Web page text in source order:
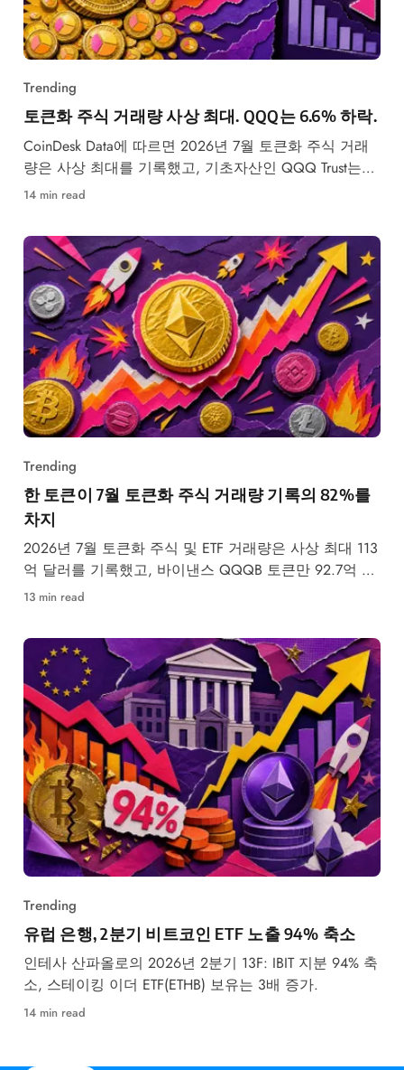
Trending
토큰화 주식 거래량 사상 최대. QQQ는 6.6% 하락.
CoinDesk Data에 따르면 2026년 7월 토큰화 주식 거래
량은 사상 최대를 기록했고, 기초자산인 QQQ Trust는
6.6% 하락했다.
14 min read
Trending
한 토큰이 7월 토큰화 주식 거래량 기록의 82%를
차지
2026년 7월 토큰화 주식 및 ETF 거래량은 사상 최대 113
억 달러를 기록했고, 바이낸스 QQQB 토큰만 92.7억 달
러를
13 min read
Trending
유럽 은행, 2분기 비트코인 ETF 노출 94% 축소
인테사 산파올로의 2026년 2분기 13F: IBIT 지분 94% 축
소, 스테이킹 이더 ETF(ETHB) 보유는 3배 증가.
14 min read